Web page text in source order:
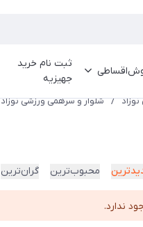
ثبت نام خرید
جهیزیه
/ شلوار و سرهمی ورزشی نوزاد
محبوب‌ترین گران‌ترین
ندارد.